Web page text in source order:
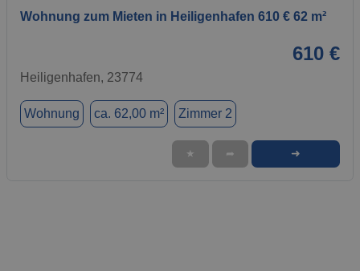
Wohnung zum Mieten in Heiligenhafen 610 € 62 m²
610 €
Heiligenhafen, 23774
Wohnung ca. 62,00 m² Zimmer 2
★ ➦ ➜